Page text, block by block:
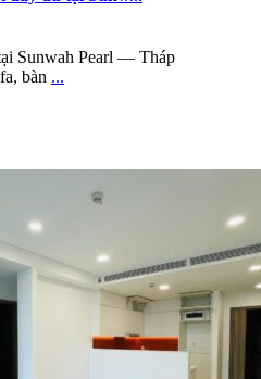
Sunwah Pearl — Tháp
bàn ...